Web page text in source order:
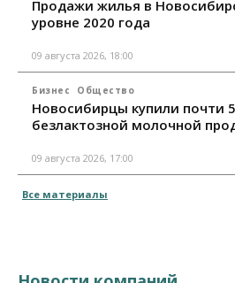
Продажи жилья в
уровне 2020 года
09 августа 2026, 18:00
Бизнес Общество
Новосибирцы купили почти
безлактозной молочной
09 августа 2026, 17:00
Все материалы